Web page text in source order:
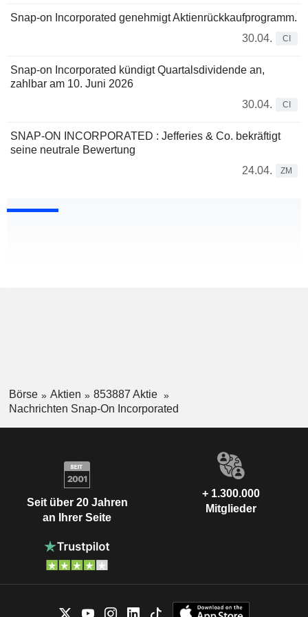
Snap-on Incorporated genehmigt Aktienrückkaufprogramm.
30.04.
CI
Snap-on Incorporated kündigt Quartalsdividende an,
zahlbar am 10. Juni 2026
30.04.
CI
SNAP-ON INCORPORATED : Jefferies & Co. bekräftigt
seine neutrale Bewertung
24.04.
ZM
Börse Aktien
853887 Aktie
Nachrichten Snap-On Incorporated
Seit über 20 Jahren
an Ihrer Seite
+ 1.300.000
Mitglieder